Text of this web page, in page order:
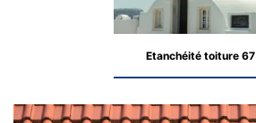
Etanchéité toiture 67